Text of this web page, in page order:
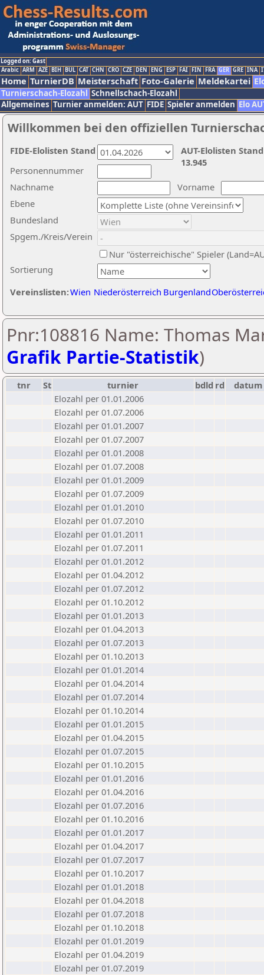
Logged on: Gast
Arabic ARM AZE BIH BUL CAT CHN CRO CZE DEN ENG ESP FAI FIN FRA GER GRE INA
Home TurnierDB Meisterschaft Foto-Galerie Meldekartei
Turnierschach-Elozahl Schnellschach-Elozahl
Allgemeines Turnier anmelden: AUT FIDE Spieler anmelden Elo
Willkommen bei den offiziellen
Nachname
Vorname
Ebene
Sortierung
Personennummer
Bundesland
Spgem./Kreis/Verein
Nur "österreichische" Spieler
Vereinslisten:Wien Niederösterreich Burgenland
AUT-Elolisten
13.945
FIDE-Elolisten Stand
Pnr:108816 Name: Thomas
Grafik Partie-Statistik)
tnr St turnier bdld rd
datum
Elozahl per 01.01.2006
Elozahl per 01.07.2006
Elozahl per 01.01.2007
Elozahl per 01.07.2007
Elozahl per 01.01.2008
Elozahl per 01.07.2008
Elozahl per 01.01.2009
Elozahl per 01.07.2009
Elozahl per 01.01.2010
Elozahl per 01.07.2010
Elozahl per 01.01.2011
Elozahl per 01.07.2011
Elozahl per 01.01.2012
Elozahl per 01.04.2012
Elozahl per 01.07.2012
Elozahl per 01.10.2012
Elozahl per 01.01.2013
Elozahl per 01.04.2013
Elozahl per 01.07.2013
Elozahl per 01.10.2013
Elozahl per 01.01.2014
Elozahl per 01.04.2014
Elozahl per 01.07.2014
Elozahl per 01.10.2014
Elozahl per 01.01.2015
Elozahl per 01.04.2015
Elozahl per 01.07.2015
Elozahl per 01.10.2015
Elozahl per 01.01.2016
Elozahl per 01.04.2016
Elozahl per 01.07.2016
Elozahl per 01.10.2016
Elozahl per 01.01.2017
Elozahl per 01.04.2017
Elozahl per 01.07.2017
Elozahl per 01.10.2017
Elozahl per 01.01.2018
Elozahl per 01.04.2018
Elozahl per 01.07.2018
Elozahl per 01.10.2018
Elozahl per 01.01.2019
Elozahl per 01.04.2019
Elozahl per 01.07.2019